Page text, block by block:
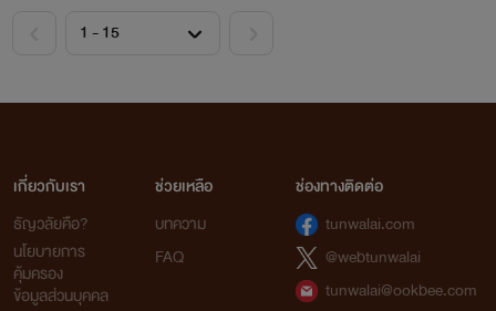
เกี่ยวกับเรา
ธัญวลัยคือ?
นโยบายการ
คุ้มครอง
ข้อมูลส่วนบุคคล
ช่วยเหลือ
บทความ
FAQ
ช่องทางติดต่อ
tunwalai.com
@webtunwalai
tunwalai@ookbee.com